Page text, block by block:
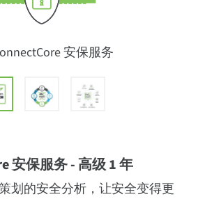
安保服务
安保服务 - 高级 1 年
划的安全分析，让安全变得更